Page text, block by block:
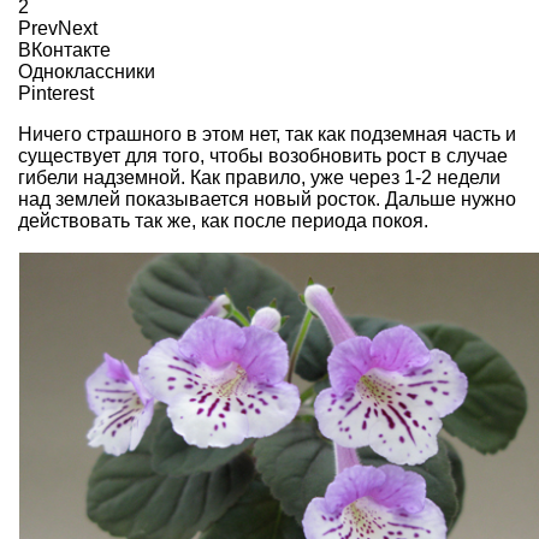
2
PrevNext
ВКонтакте
Одноклассники
Pinterest
Ничего страшного в этом нет, так как подземная часть и
существует для того, чтобы возобновить рост в случае
гибели надземной. Как правило, уже через 1-2 недели
над землей показывается новый росток. Дальше нужно
действовать так же, как после периода покоя.